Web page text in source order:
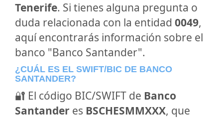
Tenerife. Si tienes alguna pregunta o
duda relacionada con la entidad 0049,
aquí encontrarás información sobre el
banco "Banco Santander".
¿CUÁL ES EL SWIFT/BIC DE BANCO
SANTANDER?
🔐 El código BIC/SWIFT de Banco
Santander es BSCHESMMXXX, que